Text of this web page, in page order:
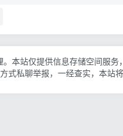
本站仅提供信息存储空间服
私聊举报，一经查实，本站将